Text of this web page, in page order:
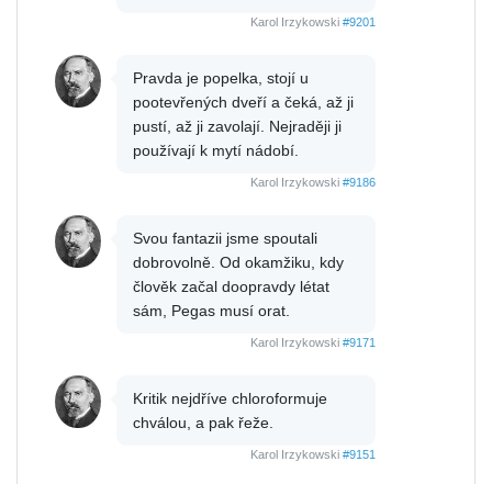
Karol Irzykowski #9201
Pravda je popelka, stojí u
pootevřených dveří a čeká, až ji
pustí, až ji zavolají. Nejraději ji
používají k mytí nádobí.
Karol Irzykowski #9186
Svou fantazii jsme spoutali
dobrovolně. Od okamžiku, kdy
člověk začal doopravdy létat
sám, Pegas musí orat.
Karol Irzykowski #9171
Kritik nejdříve chloroformuje
chválou, a pak řeže.
Karol Irzykowski #9151